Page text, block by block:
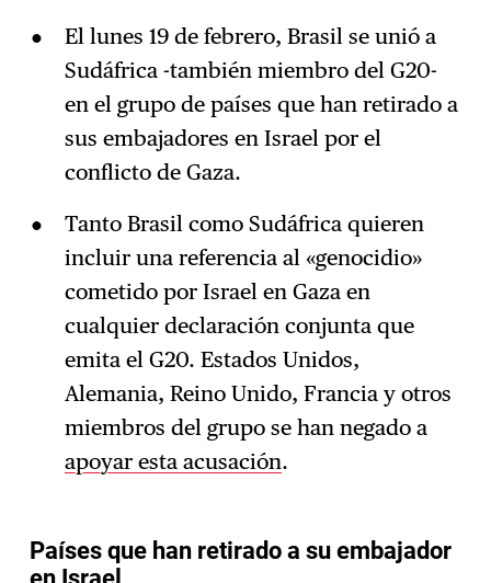
El lunes 19 de febrero, Brasil se unió a
Sudáfrica -también miembro del G20-
en el grupo de países que han retirado a
sus embajadores en Israel por el
conflicto de Gaza.
Tanto Brasil como Sudáfrica quieren
incluir una referencia al «genocidio»
cometido por Israel en Gaza en
cualquier declaración conjunta que
emita el G20. Estados Unidos,
Alemania, Reino Unido, Francia y otros
miembros del grupo se han negado a
apoyar esta acusación.